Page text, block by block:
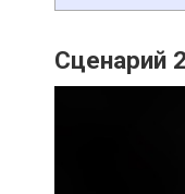
Сценарий